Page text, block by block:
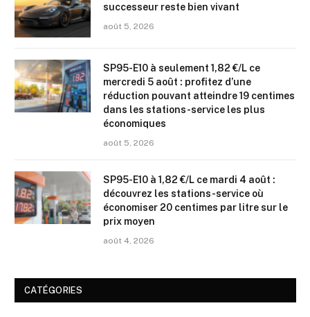
successeur reste bien vivant
août 5, 2026
SP95-E10 à seulement 1,82 €/L ce
mercredi 5 août : profitez d’une
réduction pouvant atteindre 19 centimes
dans les stations-service les plus
économiques
août 5, 2026
SP95-E10 à 1,82 €/L ce mardi 4 août :
découvrez les stations-service où
économiser 20 centimes par litre sur le
prix moyen
août 4, 2026
CATÉGORIES